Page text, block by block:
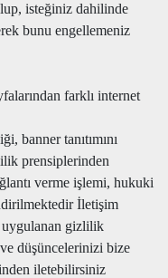
isteğiniz dahilinde
bunu engellemeniz
farklı internet
banner tanıtımını
prensiplerinden
verme işlemi, hukuki
İletişim
gizlilik
düşüncelerinizi bize
iletebilirsiniz